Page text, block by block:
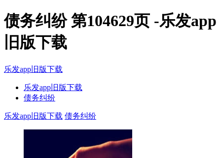
债务纠纷 第104629页 -乐发app
旧版下载
乐发app旧版下载
乐发app旧版下载
债务纠纷
乐发app旧版下载 债务纠纷